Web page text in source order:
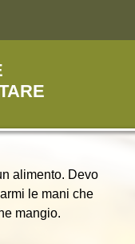
alimento. Devo
le mani che
mangio.